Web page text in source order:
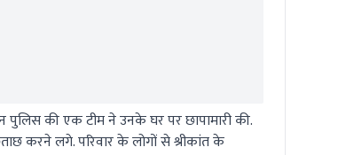
पुलिस की एक टीम ने उनके घर पर छापामारी की.
करने लगे. परिवार के लोगों से श्रीकांत के